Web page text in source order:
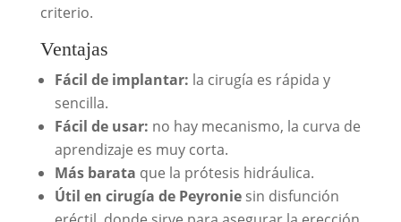
criterio.
Ventajas
Fácil de implantar: la cirugía es rápida y
sencilla.
Fácil de usar: no hay mecanismo, la curva de
aprendizaje es muy corta.
Más barata que la prótesis hidráulica.
Útil en cirugía de Peyroniesin disfunción